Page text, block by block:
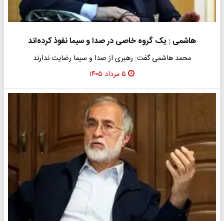
هاشمی : یک گروه خاصی در صدا و سیما نفوذ کرده‌اند
محمد هاشمی گفت: رهبری از صدا و سیما رضایت ندارند
۵ مرداد ۱۴۰۵